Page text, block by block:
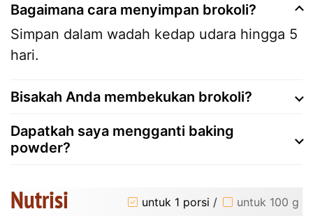
Bagaimana cara menyimpan brokoli?
Simpan dalam wadah kedap udara hingga 5
hari.
Bisakah Anda membekukan brokoli?
Dapatkah saya mengganti baking
powder?
Nutrisi untuk 1 porsi / untuk 100 g